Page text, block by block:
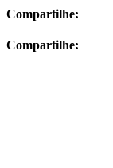
Compartilhe:
Compartilhe: